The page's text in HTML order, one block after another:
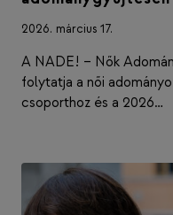
2026. március 17.
A NADE! – Nők
folytatja a női
csoporthoz és a 2026…